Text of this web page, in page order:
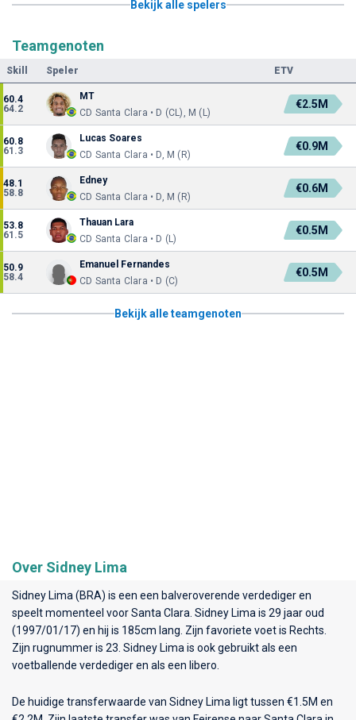
Bekijk alle spelers
Teamgenoten
Skill Speler ETV
60.4
64.2
MT
CD Santa Clara • D (CL), M (L)
€2.5M
60.8
61.3
Lucas Soares
CD Santa Clara • D, M (R)
€0.9M
48.1
58.8
Edney
CD Santa Clara • D, M (R)
€0.6M
53.8
61.5
Thauan Lara
CD Santa Clara • D (L)
€0.5M
50.9
58.4
Emanuel Fernandes
CD Santa Clara • D (C)
€0.5M
Bekijk alle teamgenoten
Over Sidney Lima
Sidney Lima (BRA) is een een balveroverende verdediger en
speelt momenteel voorSanta Clara . Sidney Lima is 29 jaar oud
(1997/01/17) en hij is 185cm lang. Zijn favoriete voet is Rechts.
Zijn rugnummer is 23. Sidney Lima is ook gebruikt als een
voetballende verdediger en als een libero.
De huidige transferwaarde van Sidney Lima ligt tussen €1.5M en